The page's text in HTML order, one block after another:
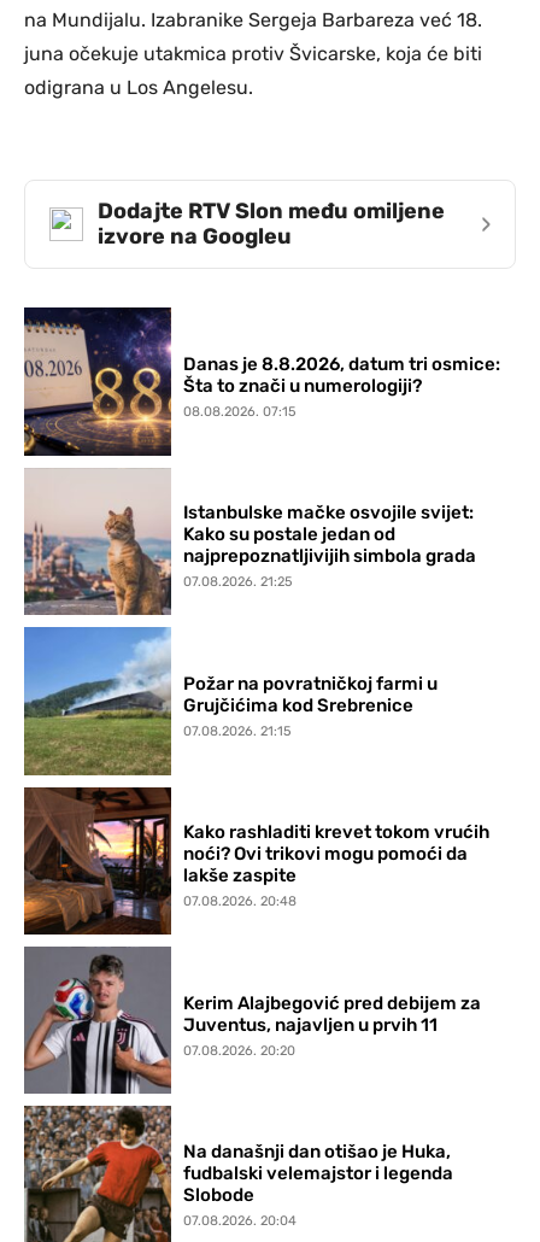
na Mundijalu. Izabranike Sergeja Barbareza već 18.
juna očekuje utakmica protiv Švicarske, koja će biti
odigrana u Los Angelesu.
Dodajte RTV Slon među omiljene
izvore na Googleu
›
Danas je 8.8.2026, datum tri osmice:
Šta to znači u numerologiji?
08.08.2026. 07:15
Istanbulske mačke osvojile svijet:
Kako su postale jedan od
najprepoznatljivijih simbola grada
07.08.2026. 21:25
Požar na povratničkoj farmi u
Grujčićima kod Srebrenice
07.08.2026. 21:15
Kako rashladiti krevet tokom vrućih
noći? Ovi trikovi mogu pomoći da
lakše zaspite
07.08.2026. 20:48
Kerim Alajbegović pred debijem za
Juventus, najavljen u prvih 11
07.08.2026. 20:20
Na današnji dan otišao je Huka,
fudbalski velemajstor i legenda
Slobode
07.08.2026. 20:04